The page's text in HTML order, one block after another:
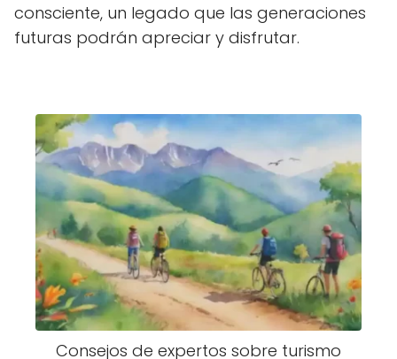
consciente, un legado que las generaciones
futuras podrán apreciar y disfrutar.
Consejos de expertos sobre turismo